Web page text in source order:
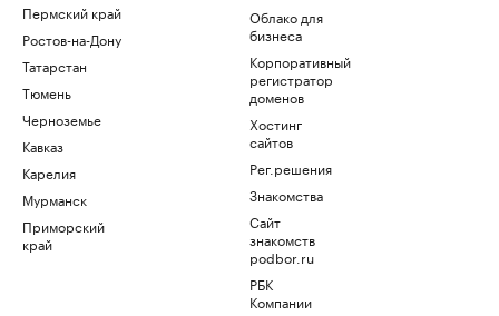
Пермский край
Ростов-на-Дону
Татарстан
Тюмень
Черноземье
Кавказ
Карелия
Мурманск
Приморский
край
Облако для
бизнеса
Корпоративный
регистратор
доменов
Хостинг
сайтов
Рег.решения
Знакомства
Сайт
знакомств
podbor.ru
РБК
Компании